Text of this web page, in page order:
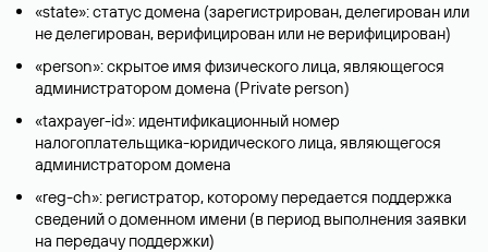
«state»: статус домена (зарегистрирован, делегирован или
не делегирован, верифицирован или не верифицирован)
«person»: скрытое имя физического лица, являющегося
администратором домена (Privatе person)
«taxpayer-id»: идентификационный номер
налогоплательщика-юридического лица, являющегося
администратором домена
«reg-ch»: регистратор, которому передается поддержка
сведений о доменном имени (в период выполнения заявки
на передачу поддержки)